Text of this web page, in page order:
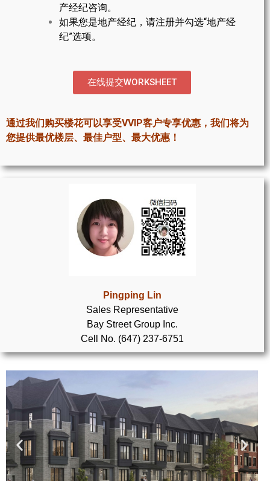
怡陶碧谷楼花项目
北约克楼花项目
世嘉堡楼花项目
密西沙加社区介绍
密西沙加楼花项目
奥克维尔社区介绍
奥克维尔楼花项目
旺市楼花项目
实用链接
加拿大房地产网站
大多伦多教育网站
大多伦多医疗机构
加拿大银行贷款机构
产经纪咨询。
如果您是地产经纪，请注册并勾选“地产经
纪”选项。
在线提交WORKSHEET
通过我们购买楼花可以享受VVIP客户专享优惠，我们将为
您提供最优楼层、最佳户型、最大优惠！
Pingping Lin
Sales Representative
Bay Street Group Inc.
Cell No. (647) 237-6751